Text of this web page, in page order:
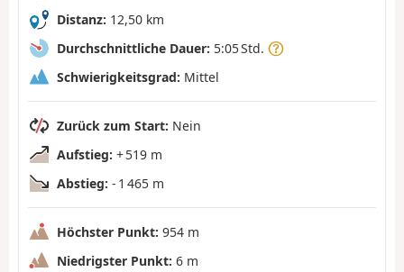
Distanz: 12,50 km
Durchschnittliche Dauer: 5:05 Std.
Schwierigkeitsgrad: Mittel
Zurück zum Start: Nein
Aufstieg: + 519 m
Abstieg: - 1 465 m
Höchster Punkt: 954 m
Niedrigster Punkt: 6 m